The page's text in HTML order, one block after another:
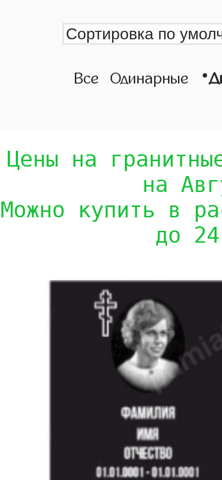
Все Одинарные •
Цены на
на
Можно купить в
до